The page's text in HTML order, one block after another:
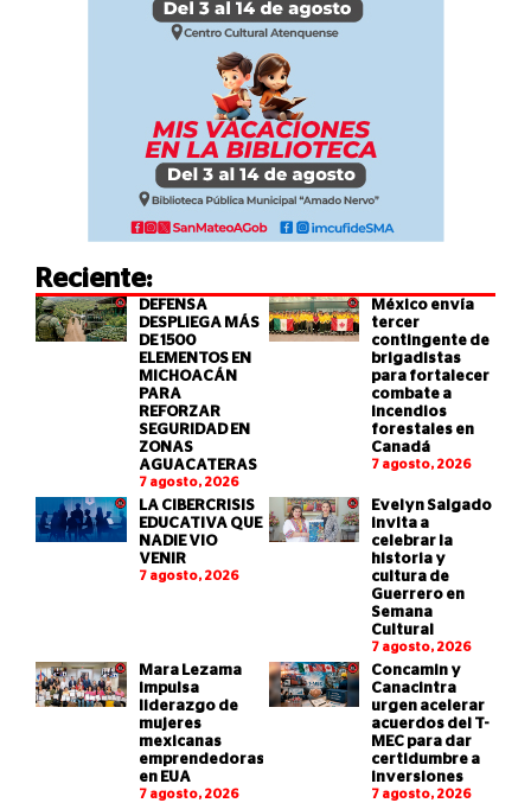
Reciente:
DEFENSA
DESPLIEGA MÁS
DE 1500
ELEMENTOS EN
MICHOACÁN
PARA
REFORZAR
SEGURIDAD EN
ZONAS
AGUACATERAS
7 agosto, 2026
México envía
tercer
contingente de
brigadistas
para fortalecer
combate a
incendios
forestales en
Canadá
7 agosto, 2026
LA CIBERCRISIS
EDUCATIVA QUE
NADIE VIO
VENIR
7 agosto, 2026
Evelyn Salgado
invita a
celebrar la
historia y
cultura de
Guerrero en
Semana
Cultural
7 agosto, 2026
Mara Lezama
impulsa
liderazgo de
mujeres
mexicanas
emprendedoras
en EUA
7 agosto, 2026
Concamin y
Canacintra
urgen acelerar
acuerdos del T-
MEC para dar
certidumbre a
inversiones
7 agosto, 2026